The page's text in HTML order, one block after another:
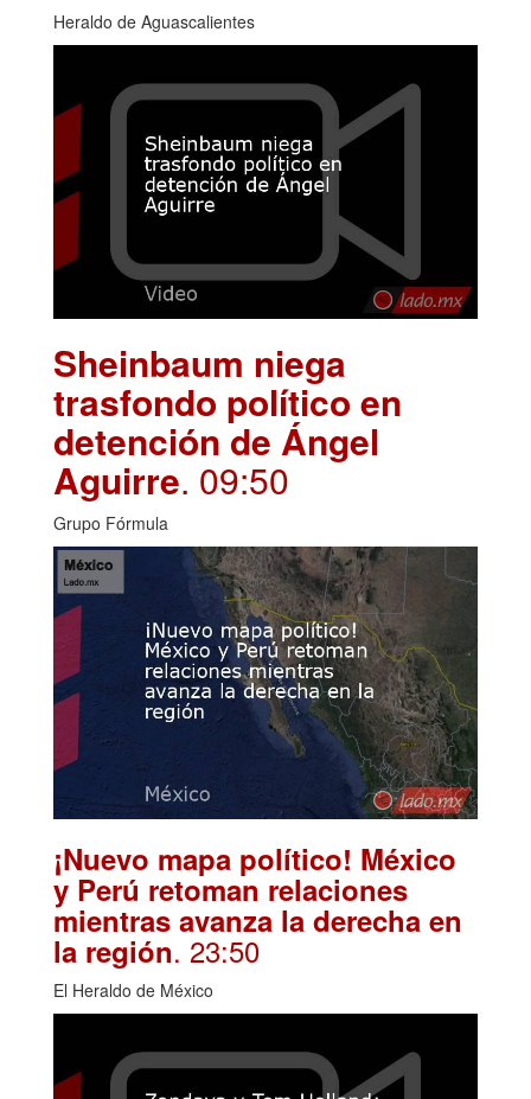
Heraldo de Aguascalientes
Sheinbaum niega
trasfondo político en
detención de Ángel
Aguirre. 09:50
Grupo Fórmula
¡Nuevo mapa político! México
y Perú retoman relaciones
mientras avanza la derecha en
la región. 23:50
El Heraldo de México